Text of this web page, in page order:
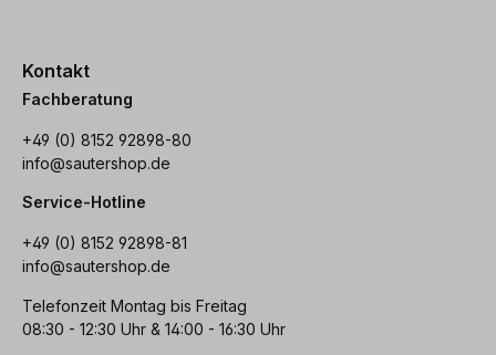
Kontakt
Fachberatung
+49 (0) 8152 92898-80
info@sautershop.de
Service-Hotline
+49 (0) 8152 92898-81
info@sautershop.de
Telefonzeit Montag bis Freitag
08:30 - 12:30 Uhr & 14:00 - 16:30 Uhr